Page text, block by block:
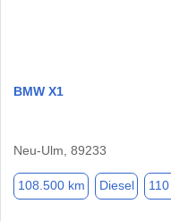
BMW X1
Neu-Ulm, 89233
108.500 km Diesel